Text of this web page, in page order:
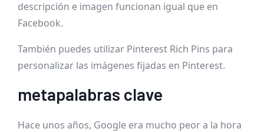
descripción e imagen funcionan igual que en
Facebook.
También puedes utilizar Pinterest Rich Pins para
personalizar las imágenes fijadas en Pinterest.
metapalabras clave
Hace unos años, Google era mucho peor a la hora